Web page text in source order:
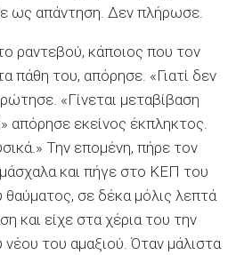
ως απάντηση. Δεν πλήρωσε.
ραντεβού, κάποιος που τον
πάθη του, απόρησε. «Γιατί δεν
«Γίνεται μεταβίβαση
απόρησε εκείνος έκπληκτος.
Την επομένη, πήρε τον
και πήγε στο ΚΕΠ του
σε δέκα μόλις λεπτά
και είχε στα χέρια του την
του αμαξιού. Όταν μάλιστα